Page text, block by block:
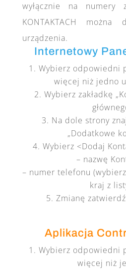
wyłącznie na numery
KONTAKTACH
urządzenia.
Internetowy
Wybierz odpowiedni
więcej niż jedno
Wybierz zakładkę
Na dole strony
„Dodatkowe
Wybierz <Dodaj
– nazwę
– numer telefonu
kraj z
Zmianę
Aplikacja
Wybierz odpowiedni
więcej niż